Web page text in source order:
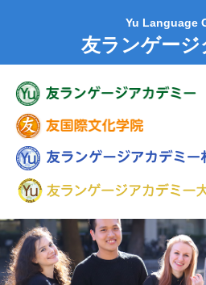
Yu Language
友ランゲージ